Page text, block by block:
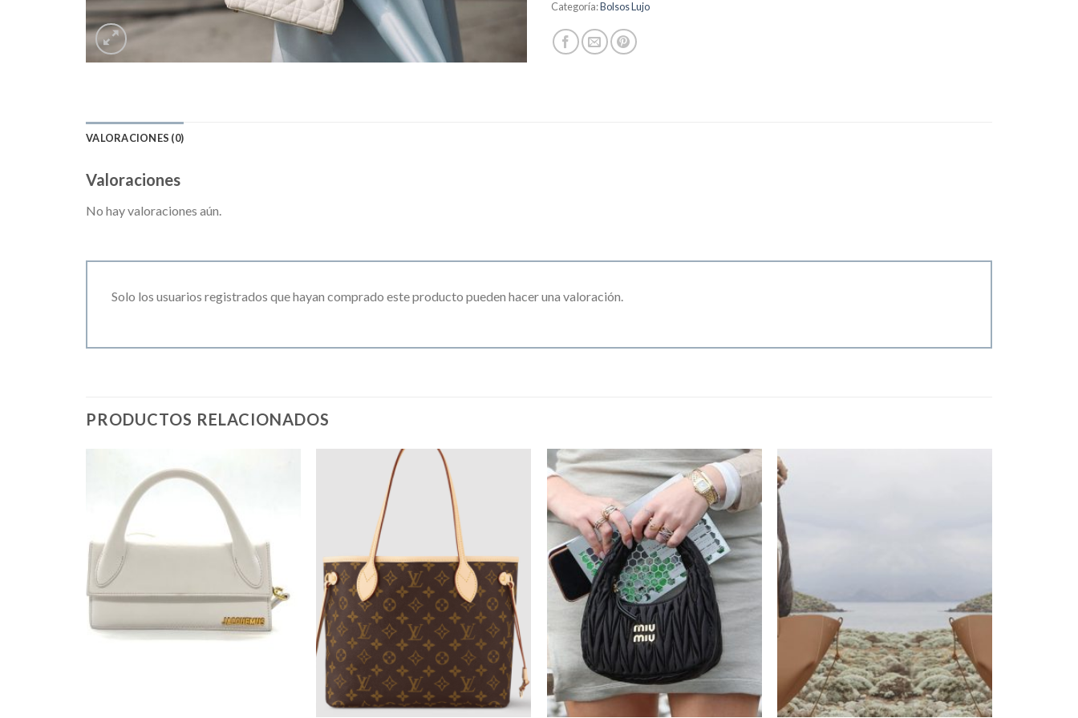
Categoría:Bolsos Lujo
VALORACIONES (0)
Valoraciones
No hay valoraciones aún.
Solo los usuarios registrados que hayan comprado este producto pueden hacer una valoración.
PRODUCTOS RELACIONADOS